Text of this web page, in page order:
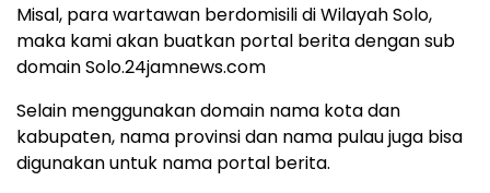
Misal, para wartawan berdomisili di Wilayah Solo,
maka kami akan buatkan portal berita dengan sub
domain Solo.24jamnews.com
Selain menggunakan domain nama kota dan
kabupaten, nama provinsi dan nama pulau juga bisa
digunakan untuk nama portal berita.